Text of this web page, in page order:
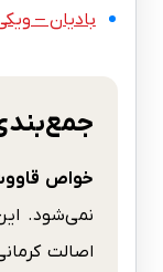
بادیان –
خواص
نمی‌شود.
اصالت